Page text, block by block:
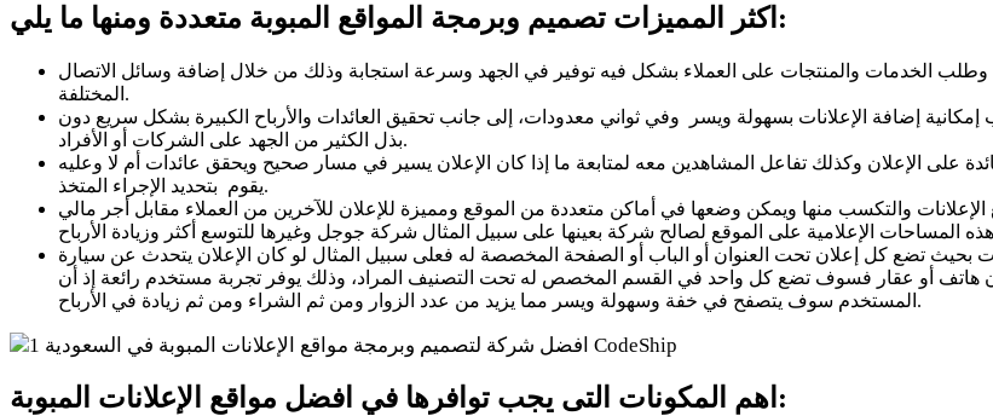
اكثر المميزات تصميم وبرمجة المواقع المبوبة متعددة ومنها ما يلي:
الخدمات والمنتجات على العملاء بشكل فيه توفير في الجهد وسرعة استجابة وذلك من خلال إضافة وسائل الاتصال
المختلفة.
إضافة الإعلانات بسهولة ويسر وفي ثواني معدودات، إلى جانب تحقيق العائدات والأرباح الكبيرة بشكل سريع دون
بذل الكثير من الجهد على الشركات أو الأفراد.
على الإعلان وكذلك تفاعل المشاهدين معه لمتابعة ما إذا كان الإعلان يسير في مسار صحيح ويحقق عائدات أم لا وعليه
يقوم بتحديد الإجراء المتخذ.
والتكسب منها ويمكن وضعها في أماكن متعددة من الموقع ومميزة للإعلان للآخرين من العملاء مقابل أجر مالي
تضع كل إعلان تحت العنوان أو الباب أو الصفحة المخصصة له فعلى سبيل المثال لو كان الإعلان يتحدث عن سيارة
هاتف أو عقار فسوف تضع كل واحد في القسم المخصص له تحت التصنيف المراد، وذلك يوفر تجربة مستخدم رائعة إذ أن
المستخدم سوف يتصفح في خفة وسهولة ويسر مما يزيد من عدد الزوار ومن ثم الشراء ومن ثم زيادة في الأرباح.
اهم المكونات التى يجب توافرها في افضل مواقع الإعلانات المبوبة: